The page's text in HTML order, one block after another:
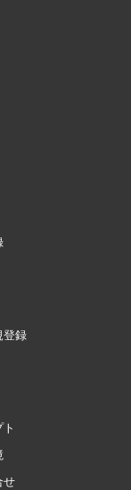
登録
せ